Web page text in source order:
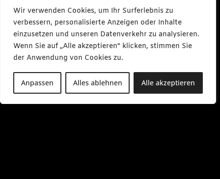
Wir verwenden Cookies, um Ihr Surferlebnis zu
verbessern, personalisierte Anzeigen oder Inhalte
einzusetzen und unseren Datenverkehr zu analysieren.
Wenn Sie auf „Alle akzeptieren" klicken, stimmen Sie
der Anwendung von Cookies zu.
Anpassen Alles ablehnen Alle akzeptieren